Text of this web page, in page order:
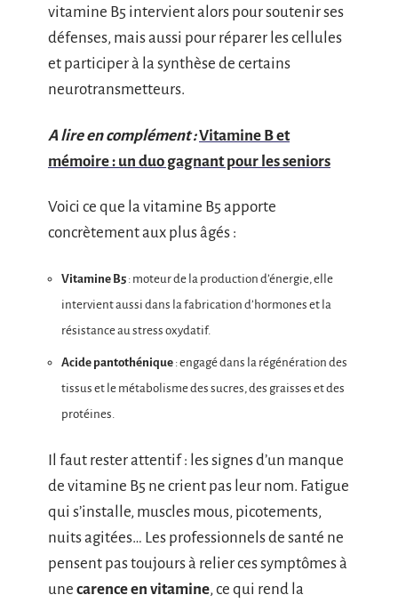
vitamine B5 intervient alors pour soutenir ses
défenses, mais aussi pour réparer les cellules
et participer à la synthèse de certains
neurotransmetteurs.
A lire en complément :Vitamine B et
mémoire : un duo gagnant pour les seniors
Voici ce que la vitamine B5 apporte
concrètement aux plus âgés :
Vitamine B5 : moteur de la production d’énergie, elle
intervient aussi dans la fabrication d’hormones et la
résistance au stress oxydatif.
Acide pantothénique : engagé dans la régénération des
tissus et le métabolisme des sucres, des graisses et des
protéines.
Il faut rester attentif : les signes d’un manque
de vitamine B5 ne crient pas leur nom. Fatigue
qui s’installe, muscles mous, picotements,
nuits agitées… Les professionnels de santé ne
pensent pas toujours à relier ces symptômes à
une carence en vitamine, ce qui rend la